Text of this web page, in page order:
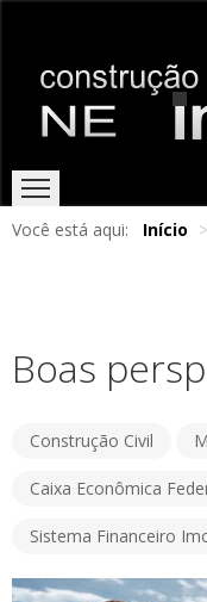
Você está aqui: Início >
Boas
Construção Civil
Caixa Econômica
Sistema Financeiro